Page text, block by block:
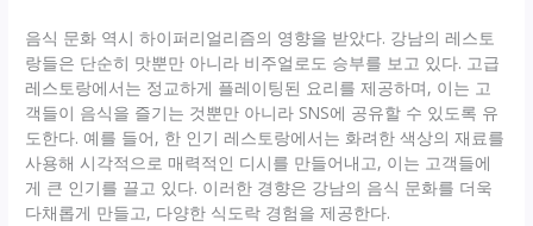
음식 문화 역시 하이퍼리얼리즘의 영향을 받았다. 강남의 레스토
랑들은 단순히 맛뿐만 아니라 비주얼로도 승부를 보고 있다. 고급
레스토랑에서는 정교하게 플레이팅된 요리를 제공하며, 이는 고
객들이 음식을 즐기는 것뿐만 아니라 SNS에 공유할 수 있도록 유
도한다. 예를 들어, 한 인기 레스토랑에서는 화려한 색상의 재료를
사용해 시각적으로 매력적인 디시를 만들어내고, 이는 고객들에
게 큰 인기를 끌고 있다. 이러한 경향은 강남의 음식 문화를 더욱
다채롭게 만들고, 다양한 식도락 경험을 제공한다.